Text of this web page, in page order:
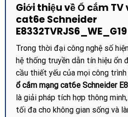
Giới thiệu về Ổ cắm
cat6e Schneider
E8332TVRJS6_WE_G19
Trong thời đại công nghệ số
hệ thống truyền dẫn tín hiệu ổn
cầu thiết yếu của mọi công trình
ổ cắm mạng cat6e Schneider
là giải pháp tích hợp thông
tối đa cho không gian sống và